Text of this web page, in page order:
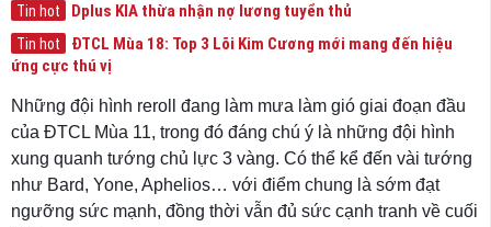
Tin hot Dplus KIA thừa nhận nợ lương tuyển thủ
Tin hot
ĐTCL Mùa 18: Top 3 Lõi Kim Cương mới mang đến hiệu
ứng cực thú vị
Những đội hình reroll đang làm mưa làm gió giai đoạn đầu
của ĐTCL Mùa 11, trong đó đáng chú ý là những đội hình
xung quanh tướng chủ lực 3 vàng. Có thể kể đến vài tướng
như Bard, Yone, Aphelios… với điểm chung là sớm đạt
ngưỡng sức mạnh, đồng thời vẫn đủ sức cạnh tranh về cuối